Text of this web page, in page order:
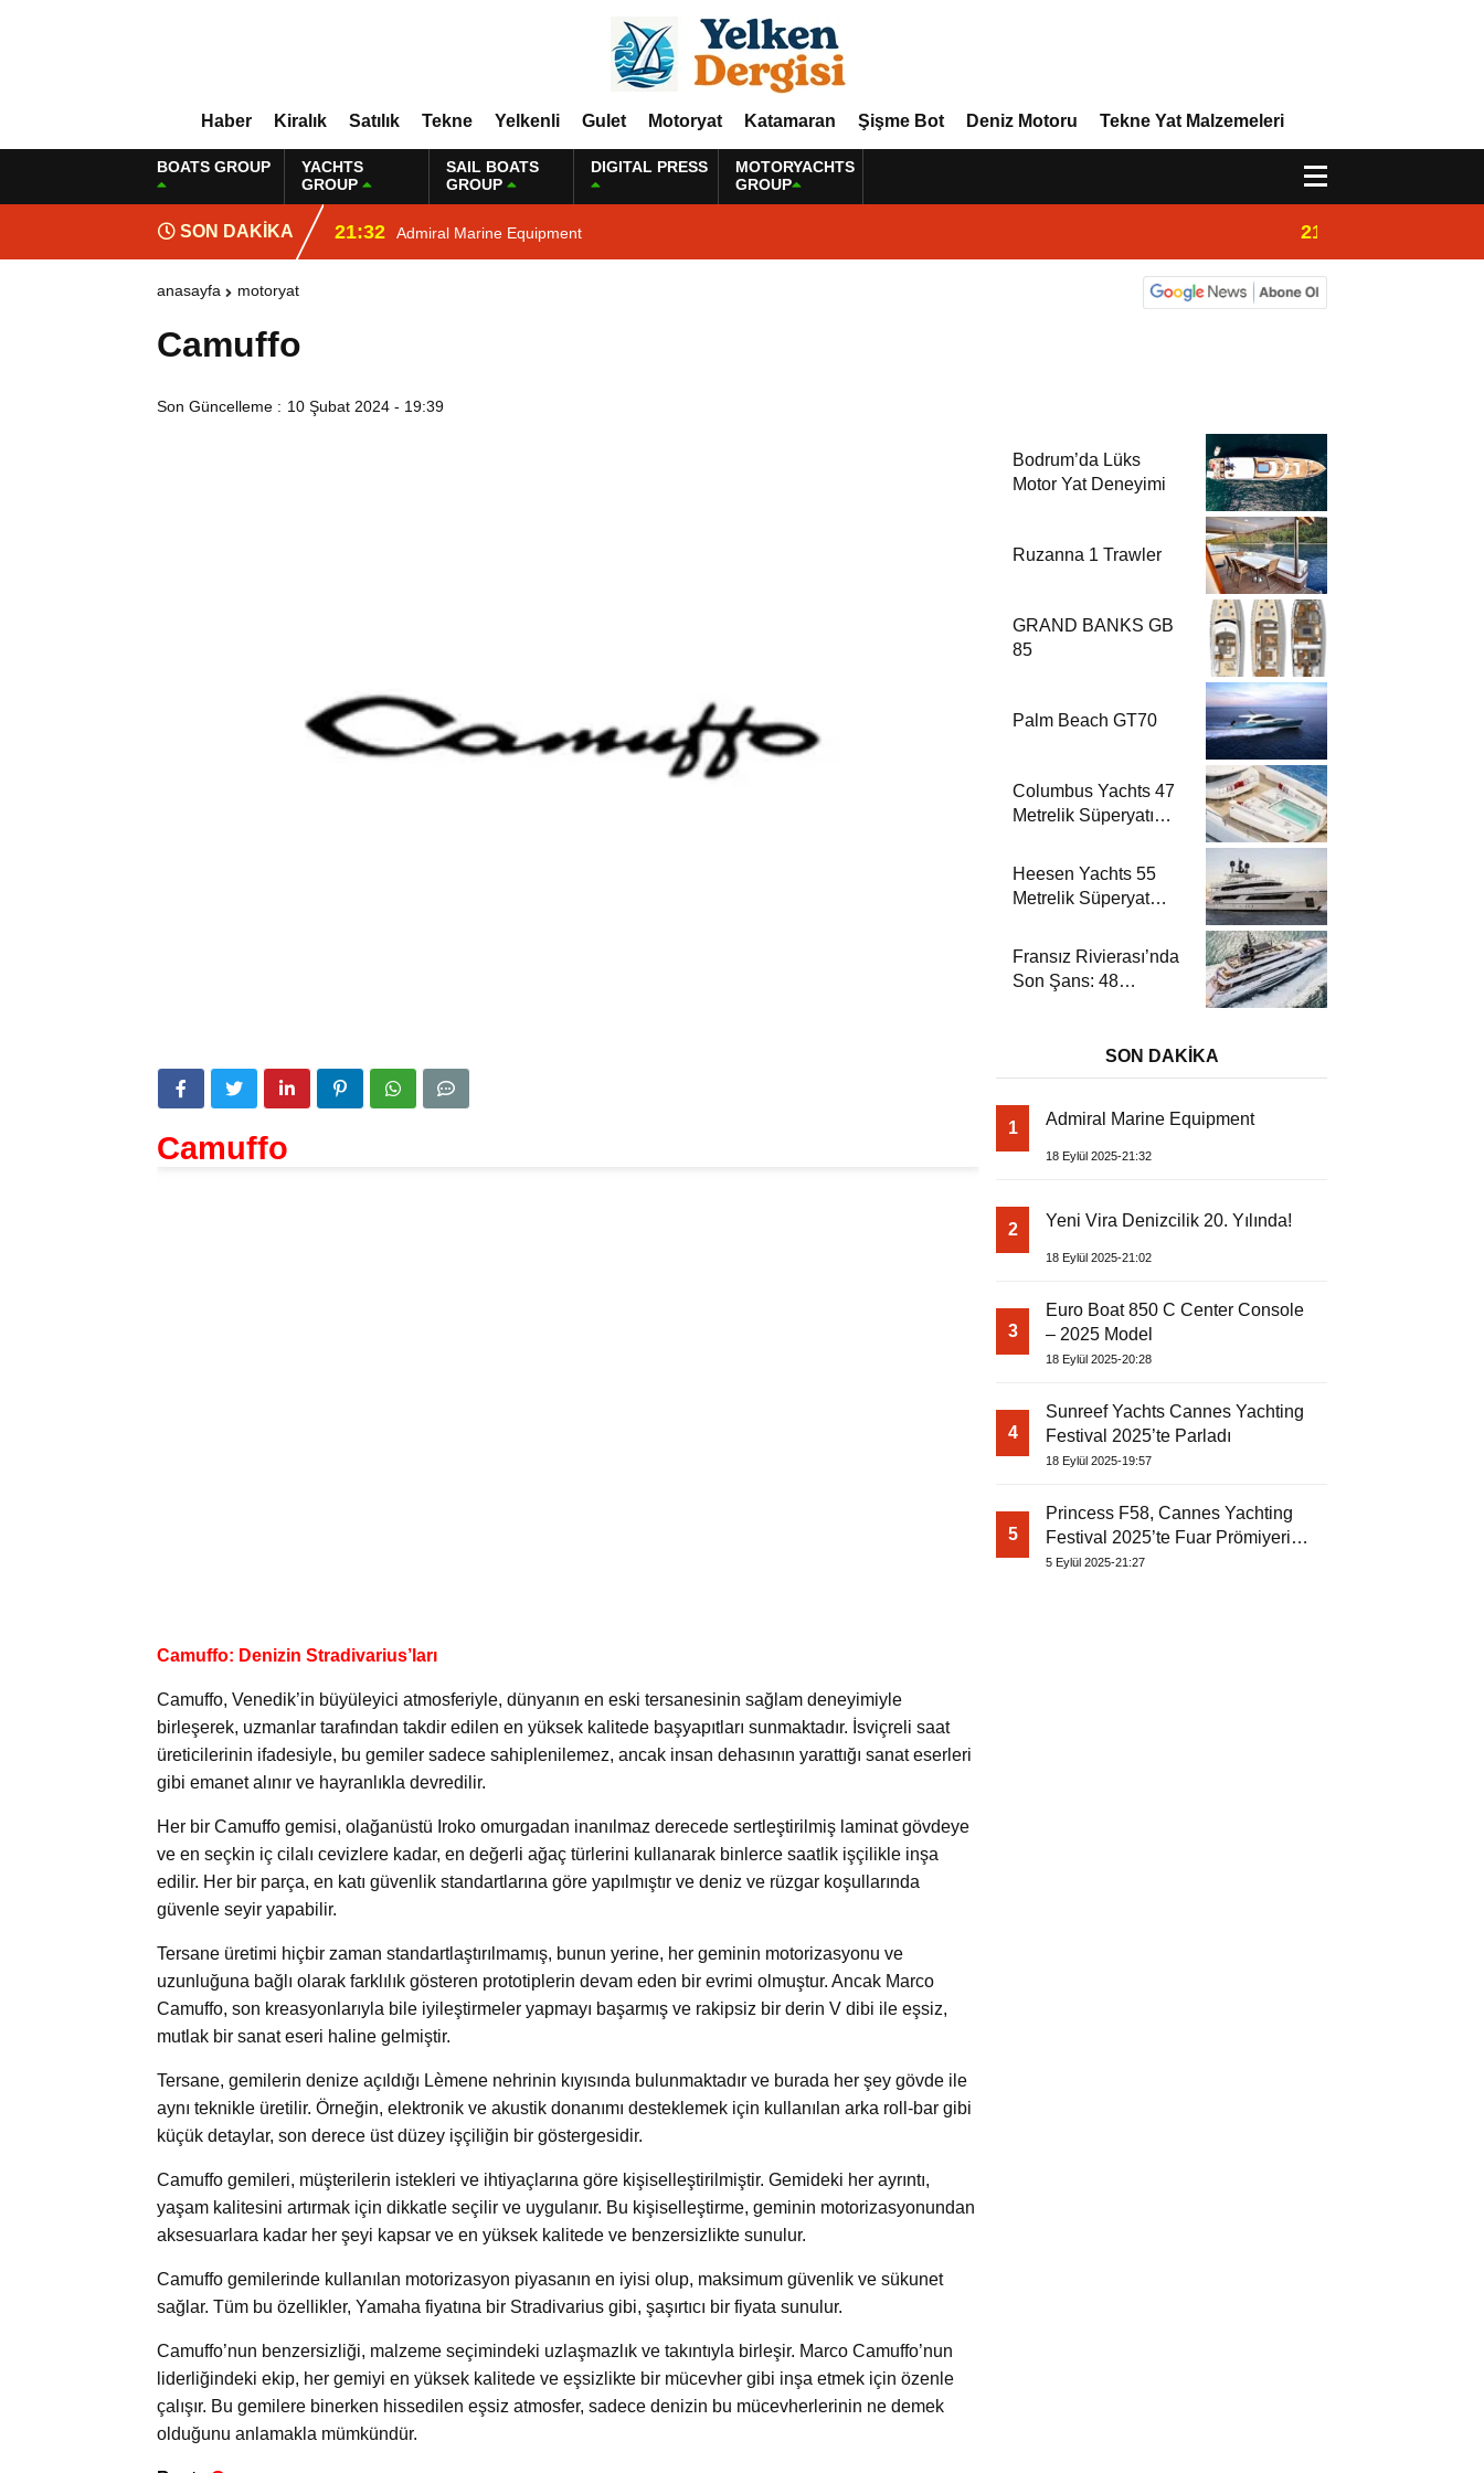
Haber Kiralık Satılık Tekne Yelkenli Gulet Motoryat Katamaran Şişme Bot Deniz Motoru Tekne Yat Malzemeleri
BOATS GROUP
YACHTS
GROUP
SAIL BOATS
GROUP
DIGITAL PRESS
MOTORYACHTS
GROUP
SON DAKİKA 21:32 Admiral Marine Equipment 21:02
anasayfa motoryat
Camuffo
Son Güncelleme : 10 Şubat 2024 - 19:39
Camuffo
Camuffo: Denizin Stradivarius’ları
Camuffo, Venedik’in büyüleyici atmosferiyle, dünyanın en eski tersanesinin sağlam deneyimiyle
birleşerek, uzmanlar tarafından takdir edilen en yüksek kalitede başyapıtları sunmaktadır. İsviçreli saat
üreticilerinin ifadesiyle, bu gemiler sadece sahiplenilemez, ancak insan dehasının yarattığı sanat eserleri
gibi emanet alınır ve hayranlıkla devredilir.
Her bir Camuffo gemisi, olağanüstü Iroko omurgadan inanılmaz derecede sertleştirilmiş laminat gövdeye
ve en seçkin iç cilalı cevizlere kadar, en değerli ağaç türlerini kullanarak binlerce saatlik işçilikle inşa
edilir. Her bir parça, en katı güvenlik standartlarına göre yapılmıştır ve deniz ve rüzgar koşullarında
güvenle seyir yapabilir.
Tersane üretimi hiçbir zaman standartlaştırılmamış, bunun yerine, her geminin motorizasyonu ve
uzunluğuna bağlı olarak farklılık gösteren prototiplerin devam eden bir evrimi olmuştur. Ancak Marco
Camuffo, son kreasyonlarıyla bile iyileştirmeler yapmayı başarmış ve rakipsiz bir derin V dibi ile eşsiz,
mutlak bir sanat eseri haline gelmiştir.
Tersane, gemilerin denize açıldığı Lèmene nehrinin kıyısında bulunmaktadır ve burada her şey gövde ile
aynı teknikle üretilir. Örneğin, elektronik ve akustik donanımı desteklemek için kullanılan arka roll-bar gibi
küçük detaylar, son derece üst düzey işçiliğin bir göstergesidir.
Camuffo gemileri, müşterilerin istekleri ve ihtiyaçlarına göre kişiselleştirilmiştir. Gemideki her ayrıntı,
yaşam kalitesini artırmak için dikkatle seçilir ve uygulanır. Bu kişiselleştirme, geminin motorizasyonundan
aksesuarlara kadar her şeyi kapsar ve en yüksek kalitede ve benzersizlikte sunulur.
Camuffo gemilerinde kullanılan motorizasyon piyasanın en iyisi olup, maksimum güvenlik ve sükunet
sağlar. Tüm bu özellikler, Yamaha fiyatına bir Stradivarius gibi, şaşırtıcı bir fiyata sunulur.
Camuffo’nun benzersizliği, malzeme seçimindeki uzlaşmazlık ve takıntıyla birleşir. Marco Camuffo’nun
liderliğindeki ekip, her gemiyi en yüksek kalitede ve eşsizlikte bir mücevher gibi inşa etmek için özenle
çalışır. Bu gemilere binerken hissedilen eşsiz atmosfer, sadece denizin bu mücevherlerinin ne demek
olduğunu anlamakla mümkündür.
Bodrum’da Lüks
Motor Yat Deneyimi
Ruzanna 1 Trawler
GRAND BANKS GB
85
Palm Beach GT70
Columbus Yachts 47
Metrelik Süperyatı
Akdeniz’de Lüks Bir
Seyir
Heesen Yachts 55
Metrelik Süperyat
Charter Sezonu
Rezervasyonları
Başladı
Fransız Rivierası’nda
Son Şans: 48
SON DAKİKA
1 Admiral Marine Equipment
18 Eylül 2025-21:32
2 Yeni Vira Denizcilik 20. Yılında!
18 Eylül 2025-21:02
3
Euro Boat 850 C Center Console
– 2025 Model
18 Eylül 2025-20:28
4
Sunreef Yachts Cannes Yachting
Festival 2025’te Parladı
18 Eylül 2025-19:57
5
Princess F58, Cannes Yachting
Festival 2025’te Fuar Prömiyerini
Yapıyor
5 Eylül 2025-21:27